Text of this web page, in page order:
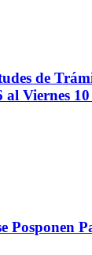
de
al Viernes
Posponen